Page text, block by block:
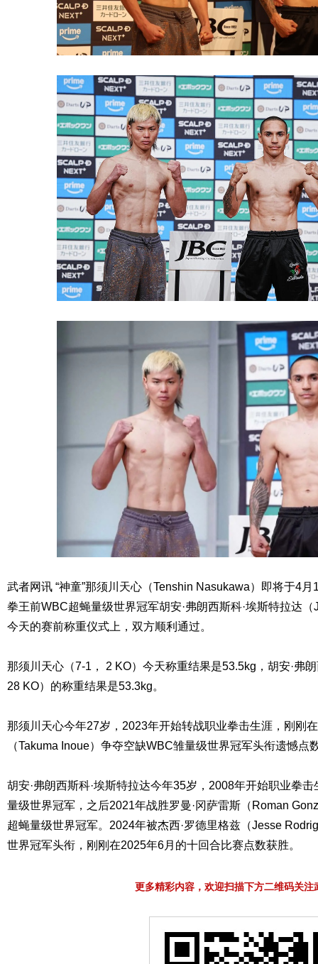
武者网讯 “神童”那须川天心（Tenshin Nasukawa）即将于4
拳王前WBC超蝇量级世界冠军胡安·弗朗西斯科·埃斯特拉达
今天的赛前称重仪式上，双方顺利通过。
那须川天心（7-1， 2 KO）今天称重结果是53.5kg，胡安·弗
28 KO）的称重结果是53.3kg。
那须川天心今年27岁，2023年开始转战职业拳击生涯，刚刚
（Takuma Inoue）争夺空缺WBC雏量级世界冠军头衔遗憾点
胡安·弗朗西斯科·埃斯特拉达今年35岁，2008年开始职业拳
量级世界冠军，之后2021年战胜罗曼·冈萨雷斯（Roman
超蝇量级世界冠军。2024年被杰西·罗德里格兹（Jesse
世界冠军头衔，刚刚在2025年6月的十回合比赛点数获胜。
更多精彩内容，欢迎扫描下方二维码关注